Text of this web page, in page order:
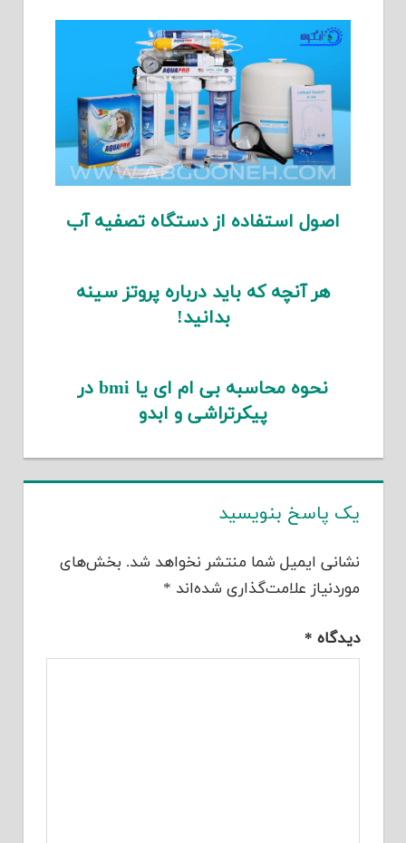
اصول استفاده از دستگاه تصفیه آب
هر آنچه که باید درباره پروتز سینه
بدانید!
نحوه محاسبه بی ام ای یا bmi در
پیکرتراشی و ابدو
یک پاسخ بنویسید
نشانی ایمیل شما منتشر نخواهد شد. بخش‌های
موردنیاز علامت‌گذاری شده‌اند *
دیدگاه *